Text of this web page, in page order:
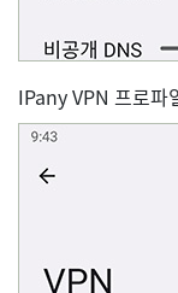
IPany VPN 프로파